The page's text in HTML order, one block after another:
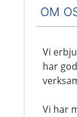
OM
Vi
har
Vi har